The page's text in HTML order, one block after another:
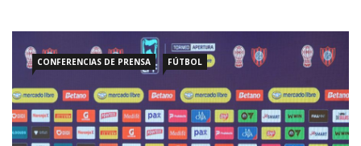
juego asociado. […]
CONFERENCIAS DE PRENSA FÚTBOL